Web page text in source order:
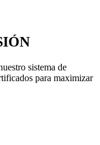
sistema de
para maximizar